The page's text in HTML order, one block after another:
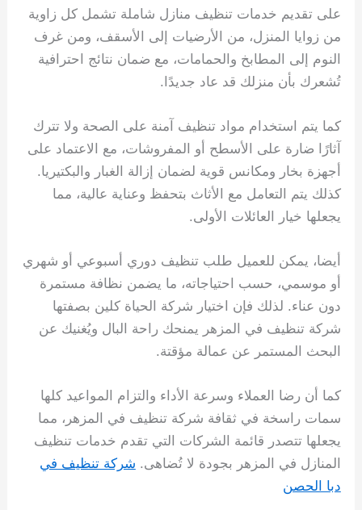
على تقديم خدمات تنظيف منازل شاملة تشمل كل زاوية
من زوايا المنزل، من الأرضيات إلى الأسقف، ومن غرف
النوم إلى المطابخ والحمامات، مع ضمان نتائج احترافية
تُشعرك بأن منزلك قد عاد جديدًا.
كما يتم استخدام مواد تنظيف آمنة على الصحة ولا تترك
آثارًا ضارة على الأسطح أو المفروشات، مع الاعتماد على
أجهزة بخار ومكانس قوية لضمان إزالة الغبار والبكتيريا.
كذلك يتم التعامل مع الأثاث بتحفظ وعناية عالية، مما
يجعلها خيار العائلات الأولى.
أيضا، يمكن للعميل طلب تنظيف دوري أسبوعي أو شهري
أو موسمي، حسب احتياجاته، ما يضمن نظافة مستمرة
دون عناء. لذلك فإن اختيار شركة الحياة كلين بصفتها
شركة تنظيف في المزهر يمنحك راحة البال ويُغنيك عن
البحث المستمر عن عمالة مؤقتة.
كما أن رضا العملاء وسرعة الأداء والتزام المواعيد كلها
سمات راسخة في ثقافة شركة تنظيف في المزهر، مما
يجعلها تتصدر قائمة الشركات التي تقدم خدمات تنظيف
المنازل في المزهر بجودة لا تُضاهى. شركة تنظيف في
دبا الحصن